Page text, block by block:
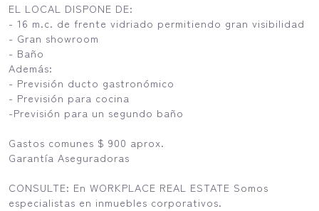
EL LOCAL DISPONE DE:
- 16 m.c. de frente vidriado permitiendo gran visibilidad
- Gran showroom
- Baño
Además:
- Previsión ducto gastronómico
- Previsión para cocina
-Previsión para un segundo baño
Gastos comunes $ 900 aprox.
Garantía Aseguradoras
CONSULTE: En WORKPLACE REAL ESTATE Somos
especialistas en inmuebles corporativos.